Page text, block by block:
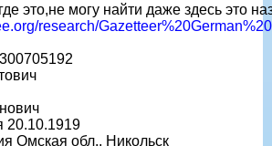
это,не могу найти даже здесь это
research/
20.10.1919
Омская обл., Никольск